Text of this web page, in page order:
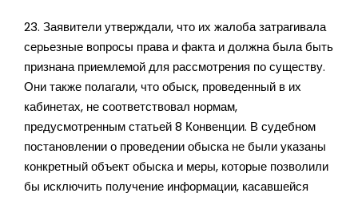
23. Заявители утверждали, что их жалоба затрагивала
серьезные вопросы права и факта и должна была быть
признана приемлемой для рассмотрения по существу.
Они также полагали, что обыск, проведенный в их
кабинетах, не соответствовал нормам,
предусмотренным статьей 8 Конвенции. В судебном
постановлении о проведении обыска не были указаны
конкретный объект обыска и меры, которые позволили
бы исключить получение информации, касавшейся